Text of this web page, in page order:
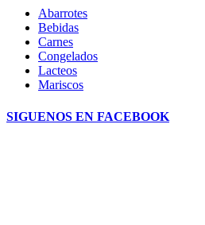
Abarrotes
Bebidas
Carnes
Congelados
Lacteos
Mariscos
SIGUENOS EN FACEBOOK